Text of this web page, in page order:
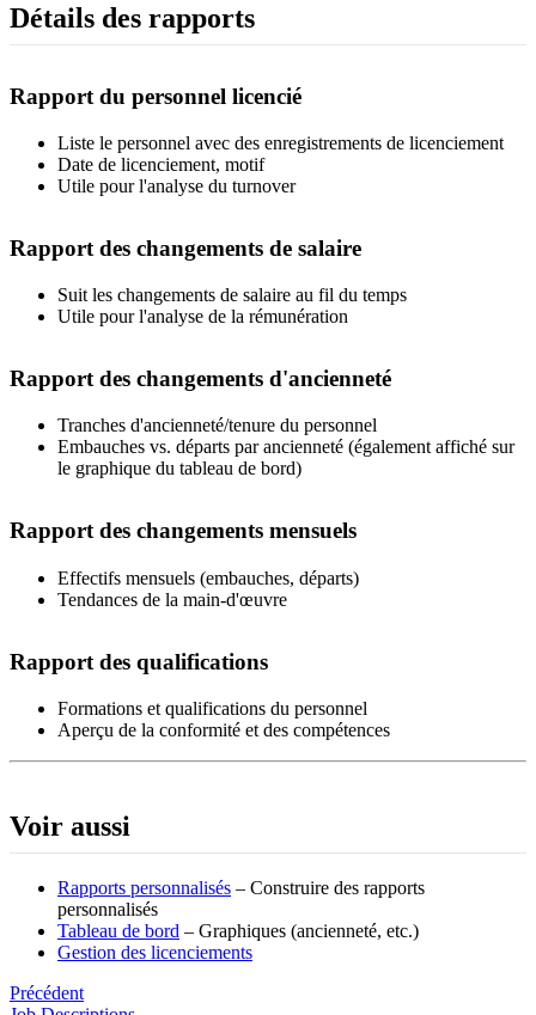
Détails des rapports
Rapport du personnel licencié
Liste le personnel avec des enregistrements de licenciement
Date de licenciement, motif
Utile pour l'analyse du turnover
Rapport des changements de salaire
Suit les changements de salaire au fil du temps
Utile pour l'analyse de la rémunération
Rapport des changements d'ancienneté
Tranches d'ancienneté/tenure du personnel
Embauches vs. départs par ancienneté (également affiché sur
le graphique du tableau de bord)
Rapport des changements mensuels
Effectifs mensuels (embauches, départs)
Tendances de la main-d'œuvre
Rapport des qualifications
Formations et qualifications du personnel
Aperçu de la conformité et des compétences
Voir aussi
Rapports personnalisés – Construire des rapports
personnalisés
Tableau de bord – Graphiques (ancienneté, etc.)
Gestion des licenciements
Précédent